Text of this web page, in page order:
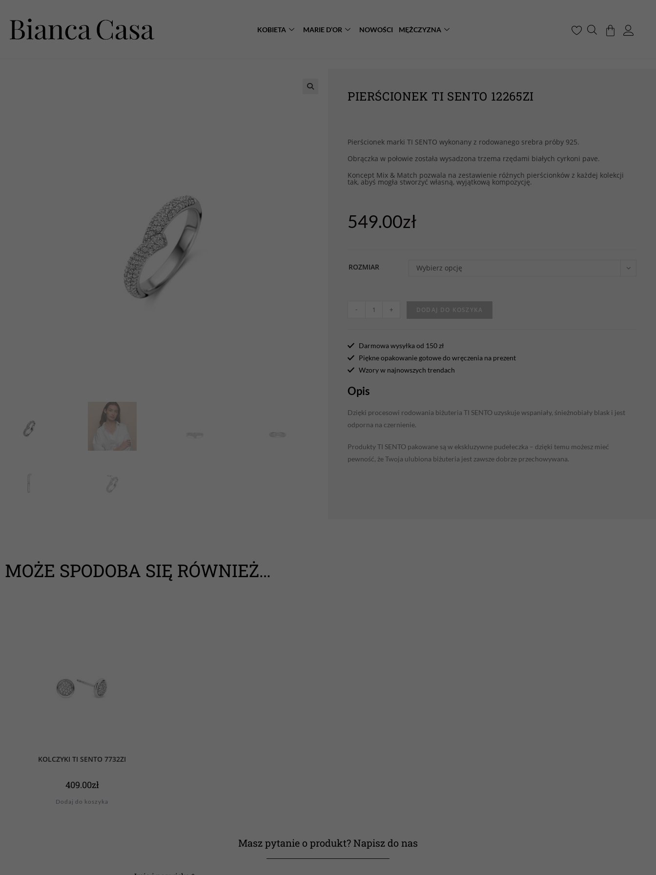
KOBIETA MARIE D’OR NOWOŚCI MĘŻCZYZNA
PIERŚCIONEK TI SENTO 12265ZI
Pierścionek marki TI SENTO wykonany z rodowanego srebra próby 925.
Obrączka w połowie została wysadzona trzema rzędami białych cyrkoni pave.
Koncept Mix & Match pozwala na zestawienie różnych pierścionków z każdej kolekcji
tak, abyś mogła stworzyć własną, wyjątkową kompozycję.
549.00zł
ROZMIAR Wybierz opcję
- + DODAJ DO KOSZYKA
Darmowa wysyłka od 150 zł
Piękne opakowanie gotowe do wręczenia na prezent
Wzory w najnowszych trendach
Opis
Dzięki procesowi rodowania biżuteria TI SENTO uzyskuje wspaniały, śnieżnobiały blask i jest
odporna na czernienie.
Produkty TI SENTO pakowane są w ekskluzywne pudełeczka – dzięki temu możesz mieć
pewność, że Twoja ulubiona biżuteria jest zawsze dobrze przechowywana.
MOŻE SPODOBA SIĘ RÓWNIEŻ…
KOLCZYKI TI SENTO 7732ZI
409.00zł
Dodaj do koszyka
Masz pytanie o produkt? Napisz do nas